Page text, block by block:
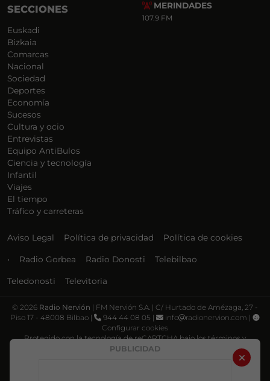
PUBLICIDAD
SECCIONES
Euskadi
Bizkaia
Comarcas
Nacional
Sociedad
Deportes
Economía
Sucesos
Cultura y ocio
Entrevistas
Equipo AntiBulos
Ciencia y tecnología
Infantil
Viajes
El tiempo
Tráfico y carreteras
MERINDADES
107.9 FM
Aviso Legal Política de privacidad Política de cookies
• Radio Gorbea Radio Donosti Telebilbao
Teledonosti Televitoria
© 2026 Radio Nervión | FM Nervión S.A. | C/ Hurtado de Amézaga, 27 -
Piso 17 - 48008 Bilbao |
944 44 08 05 | info
radionervion.com |
Configurar cookies
Protegido con la tecnología de reCAPTCHA bajo los términos y
Política de privacidad Términos de servicio